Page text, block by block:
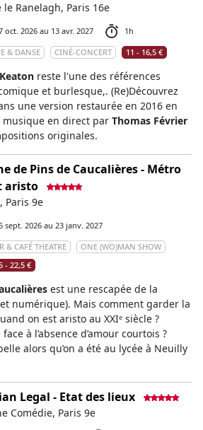
le Ranelagh, Paris 16e
oct. 2026 au 13 avr. 2027
1h
& DANSE
CINÉ-CONCERT 11 - 16,5 €
reste l'une des références
et burlesque,. (Re)Découvrez
une version restaurée en 2016 en
musique en direct par Thomas Février
originales.
de Pins de Caucalières - Métro
aristo
Paris 9e
sept. 2026 au 23 janv. 2027
& CAFÉ THEATRE
ONE (WO)MAN SHOW
- 22,5 €
est une rescapée de la
numérique). Mais comment garder la
on est aristo au XXIᵉ siècle ?
à l’absence d’amour courtois ?
alors qu’on a été au lycée à Neuilly
Legal - Etat des lieux
Comédie, Paris 9e